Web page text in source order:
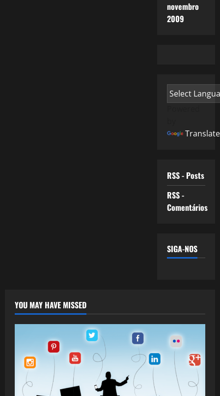
novembro
2009
Translate
RSS - Posts
RSS -
Comentários
SIGA-NOS
YOU MAY HAVE MISSED